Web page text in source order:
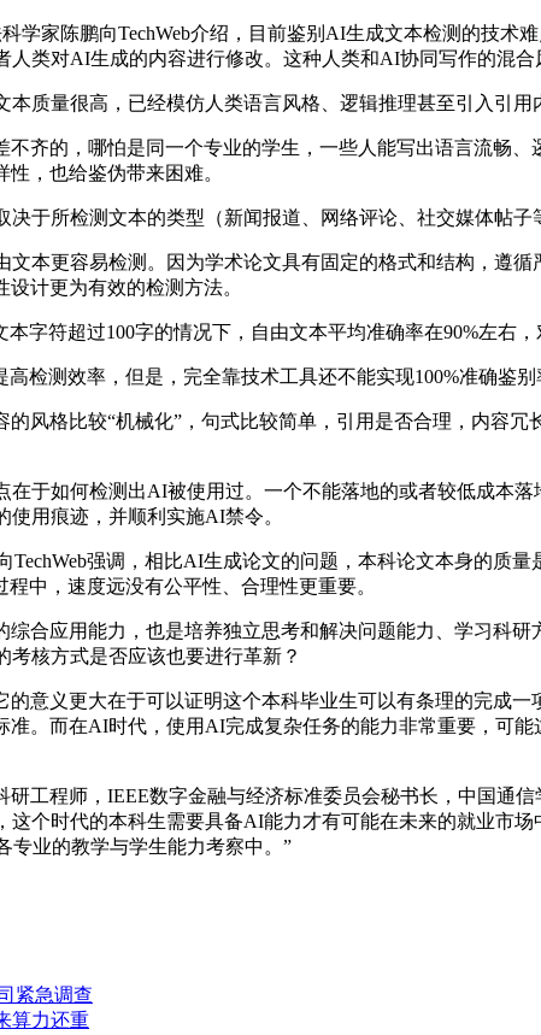
家陈鹏向TechWeb介绍，目前鉴别AI生成文本检测的技术
类对AI生成的内容进行修改。这种人类和AI协同写作的混合
量很高，已经模仿人类语言风格、逻辑推理甚至引入引用
的，哪怕是同一个专业的学生，一些人能写出语言流畅、
，也给鉴伪带来困难。
所检测文本的类型（新闻报道、网络评论、社交媒体帖子
更容易检测。因为学术论文具有固定的格式和结构，遵循
计更为有效的检测方法。
符超过100字的情况下，自由文本平均准确率在90%左右，
测效率，但是，完全靠技术工具还不能实现100%准确鉴别
格比较“机械化”，句式比较简单，引用是否合理，内容冗
如何检测出AI被使用过。一个不能落地的或者较低成本落
用痕迹，并顺利实施AI禁令。
强调，相比AI生成论文的问题，本科论文本身的质
中，速度远没有公平性、合理性更重要。
应用能力，也是培养独立思考和解决问题能力、学习科研
核方式是否应该也要进行革新？
义更大在于可以证明这个本科毕业生可以有条理的完成一
。而在AI时代，使用AI完成复杂任务的能力非常重要，可
程师，IEEE数字金融与经济标准委员会秘书长，中国通信
个时代的本科生需要具备AI能力才有可能在未来的就业市
专业的教学与学生能力考察中。”
紧急调查
算力还重